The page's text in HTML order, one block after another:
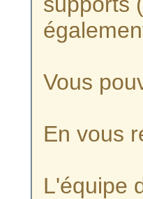
Vous
En vous
L'équipe